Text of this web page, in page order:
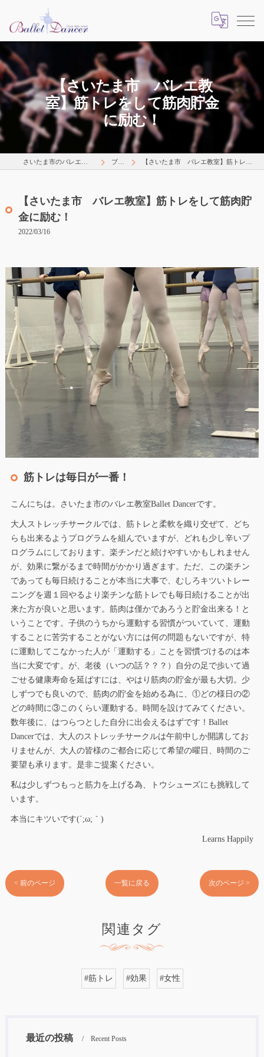
【さいたま市 バレエ教
室】筋トレをして筋肉貯金
に励む！
ブログ 【さいたま市 バレエ教室】筋トレをして筋肉貯金に励む！
【さいたま市 バレエ教室】筋トレをして筋肉貯
金に励む！
2022/03/16
筋トレは毎日が一番！
こんにちは。さいたま市のバレエ教室Ballet Dancerです。
大人ストレッチサークルでは、筋トレと柔軟を織り交ぜて、どち
らも出来るようプログラムを組んでいますが、どれも少し辛いプ
ログラムにしております。楽チンだと続けやすいかもしれません
が、効果に繋がるまで時間がかかり過ぎます。ただ、この楽チン
であっても毎日続けることが本当に大事で、むしろキツいトレー
ニングを週１回やるより楽チンな筋トレでも毎日続けることが出
来た方が良いと思います。筋肉は僅かであろうと貯金出来る！と
いうことです。子供のうちから運動する習慣がついていて、運動
することに苦労することがない方には何の問題もないですが、特
に運動してこなかった人が「運動する」ことを習慣づけるのは本
当に大変です。が、老後（いつの話？？？）自分の足で歩いて過
ごせる健康寿命を延ばすには、やはり筋肉の貯金が最も大切。少
しずつでも良いので、筋肉の貯金を始める為に、①どの様日の②
どの時間に③このくらい運動する。時間を設けてみてください。
数年後に、はつらつとした自分に出会えるはずです！Ballet
Dancerでは、大人のストレッチサークルは午前中しか開講してお
りませんが、大人の皆様のご都合に応じて希望の曜日、時間のご
要望も承ります。是非ご提案ください。
私は少しずつもっと筋力を上げる為、トウシューズにも挑戦して
います。
本当にキツいです(´;ω;｀)
Learns Happily
< 前のページ 一覧に戻る 次のページ >
関連タグ
#筋トレ #効果 #女性
最近の投稿 Recent Posts